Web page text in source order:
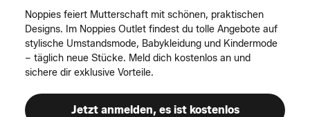
Noppies feiert Mutterschaft mit schönen, praktischen
Designs. Im Noppies Outlet findest du tolle Angebote auf
stylische Umstandsmode, Babykleidung und Kindermode
– täglich neue Stücke. Meld dich kostenlos an und
sichere dir exklusive Vorteile.
Jetzt anmelden, es ist kostenlos